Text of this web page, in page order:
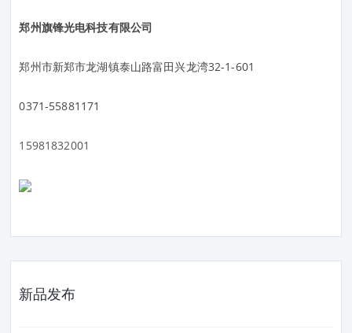
郑州旗锋光电科技有限公司
郑州市新郑市龙湖镇泰山路富田兴龙湾32-1-601
0371-55881171
15981832001
新品发布